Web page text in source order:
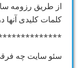
از طریق رزومه
کلمات کلیدی آنها
سئو سایت چه